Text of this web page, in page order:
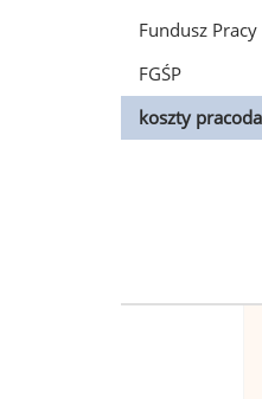
Fundusz Pracy
FGŚP
koszty